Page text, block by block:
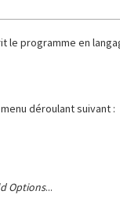
programme en
déroulant suivant :
Options...